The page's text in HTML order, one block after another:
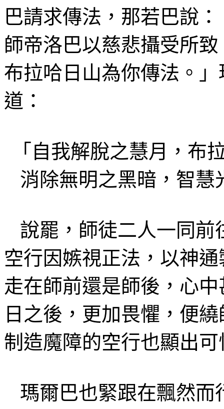
巴請求傳法，那若巴說
師帝洛巴以慈悲攝受所致
布拉哈日山為你傳法。」
道：
「自我解脫之慧月 ，布
消除無明之黑暗，智慧
說罷 ，師徒二人一同
空行因嫉視正法，以神
走在師前還是師後 ，心
日之後，更加畏懼， 便繞
制造魔障的空行也顯出可
瑪爾巴也緊跟在飄然而